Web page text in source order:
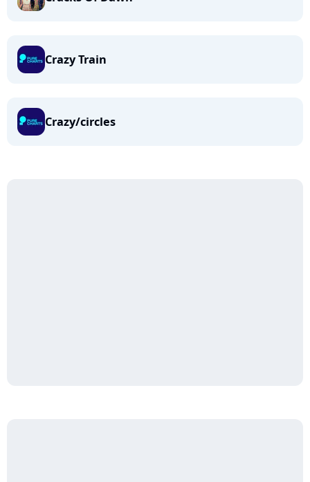
Crazy Train
Crazy/circles